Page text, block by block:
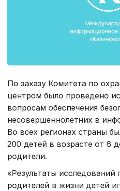
По заказу Комитета по
центром было проведено
вопросам обеспечения
несовершеннолетних в
Во всех регионах страны
200 детей в возрасте от 6
родители.
«Результаты исследований
родителей в жизни детей